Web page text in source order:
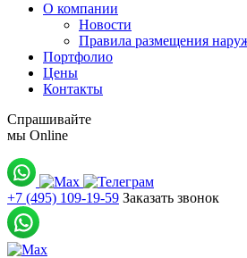
О компании
Новости
Правила размещения
Портфолио
Цены
Контакты
Спрашивайте
мы Online
+7 (495) 109-19-59 Заказать звонок